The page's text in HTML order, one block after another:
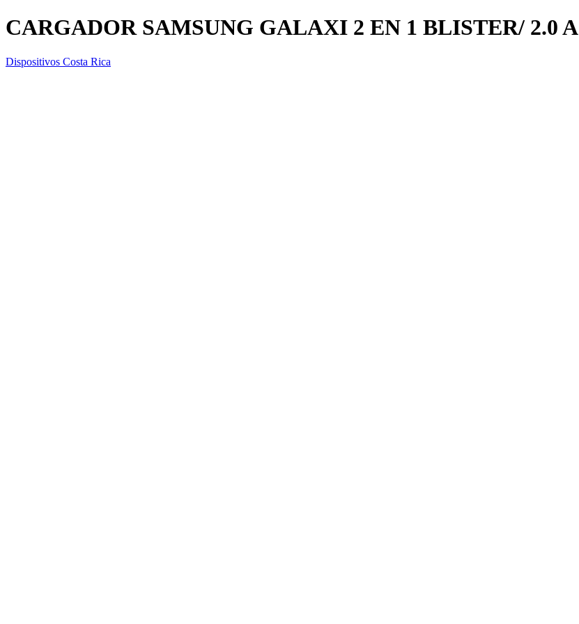
CARGADOR SAMSUNG GALAXI 2 EN 1 BLISTER/ 2.0 A
Dispositivos Costa Rica